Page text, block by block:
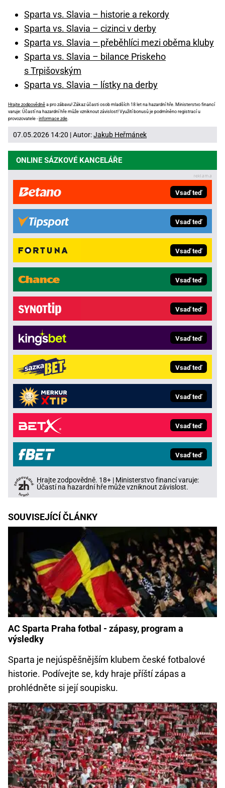
Sparta vs. Slavia – historie a rekordy
Sparta vs. Slavia – cizinci v derby
Sparta vs. Slavia – přeběhlíci mezi oběma kluby
Sparta vs. Slavia – bilance Priskeho
s Trpišovským
Sparta vs. Slavia – lístky na derby
Hrajte zodpovědně a pro zábavu! Zákaz účasti osob mladších 18 let na hazardní hře. Ministerstvo financí
varuje: Účastí na hazardní hře může vzniknout závislost! Využití bonusů je podmíněno registrací u
provozovatele -informace zde.
07.05.2026 14:20 | Autor:Jakub Heřmánek
ONLINE SÁZKOVÉ KANCELÁŘE
Vsaď teď
Vsaď teď
Vsaď teď
Vsaď teď
Vsaď teď
Vsaď teď
Vsaď teď
Vsaď teď
Vsaď teď
Vsaď teď
Hrajte zodpovědně. 18+ | Ministerstvo financí varuje:
Účastí na hazardní hře může vzniknout závislost.
SOUVISEJÍCÍ ČLÁNKY
AC Sparta Praha fotbal - zápasy, program a
výsledky
Sparta je nejúspěšnějším klubem české fotbalové
historie. Podívejte se, kdy hraje příští zápas a
prohlédněte si její soupisku.